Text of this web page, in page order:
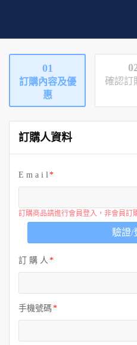
01
訂購內容及優
惠
確認訂
訂購人資料
E m a i l
訂購商品請進行會員登入，非會員訂
驗證/
訂 購 人
手機號碼